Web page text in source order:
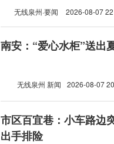
无线泉州·要闻 2026-08-07
南安：“爱心水柜”送出
无线泉州 新闻 2026-08-07
市区百宜巷：小车路边
出手排险